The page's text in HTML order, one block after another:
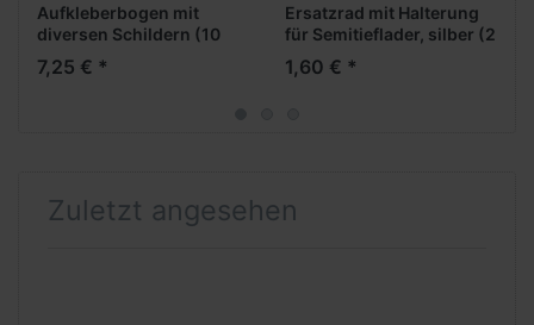
Aufkleberbogen mit
diversen Schildern (10
Bögen)
7,25 € *
Ersatzrad mit Halterung
für Semitieflader, silber (2
Stück)
1,60 € *
Zuletzt angesehen